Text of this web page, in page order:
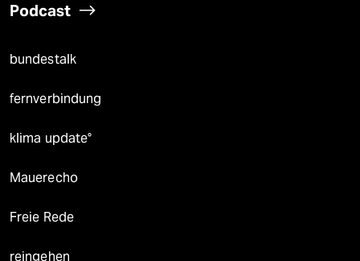
Podcast
bundestalk
fernverbindung
klima update°
Mauerecho
Freie Rede
reingehen